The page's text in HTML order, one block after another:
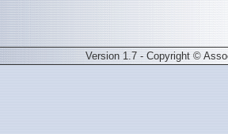
Version 1.7 - Copyright ©